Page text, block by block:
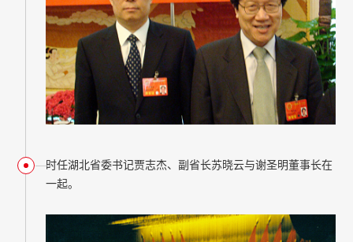
时任湖北省委书记贾志杰、副省长苏晓云与谢圣明董事长在
一起。